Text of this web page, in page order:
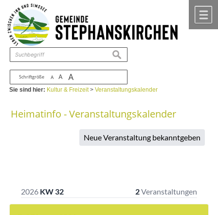
Zum Inhalt ,zur Navigation
Schriftgröße A A A
suchen
Sie sind hier: Kultur & Freizeit>Veranstaltungskalender
Heimatinfo - Veranstaltungskalender